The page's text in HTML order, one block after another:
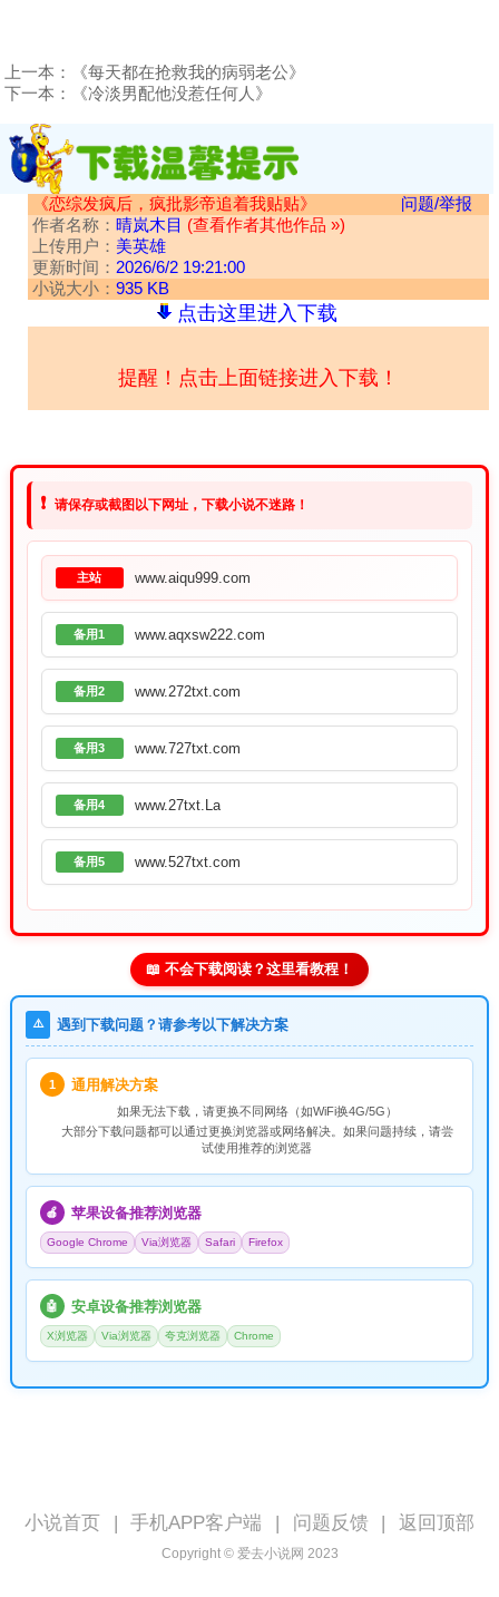
上一本：
《每天都在抢救我的病弱老公》
下一本：
《冷淡男配他没惹任何人》
《恋综发疯后，疯批影帝追着我贴贴》
问题/举报
作者名称： 晴岚木目 (查看作者其他作品 »)
上传用户： 美英雄
更新时间： 2026/6/2 19:21:00
小说大小： 935 KB
点击这里进入下载
提醒！点击上面链接进入下载！
❗ 请保存或截图以下网址，下载小说不迷路！
主站 www.aiqu999.com
备用1 www.aqxsw222.com
备用2 www.272txt.com
备用3 www.727txt.com
备用4 www.27txt.La
备用5 www.527txt.com
📖 不会下载阅读？这里看教程！
⚠️ 遇到下载问题？请参考以下解决方案
1 通用解决方案
如果无法下载，请更换不同网络（如WiFi换4G/5G）
大部分下载问题都可以通过更换浏览器或网络解决。如果问题持续，请尝
试使用推荐的浏览器
🍎 苹果设备推荐浏览器
Google Chrome Via浏览器 Safari Firefox
🤖 安卓设备推荐浏览器
X浏览器 Via浏览器 夸克浏览器 Chrome
小说首页 手机APP客户端 问题反馈 返回顶部
Copyright © 爱去小说网 2023